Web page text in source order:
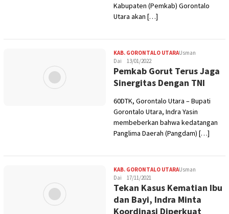
Kabupaten (Pemkab) Gorontalo
Utara akan […]
KAB. GORONTALO UTARAUsman
Dai
13/01/2022
Pemkab Gorut Terus Jaga
Sinergitas Dengan TNI
60DTK, Gorontalo Utara – Bupati
Gorontalo Utara, Indra Yasin
membeberkan bahwa kedatangan
Panglima Daerah (Pangdam) […]
KAB. GORONTALO UTARAUsman
Dai
17/11/2021
Tekan Kasus Kematian Ibu
dan Bayi, Indra Minta
Koordinasi Diperkuat